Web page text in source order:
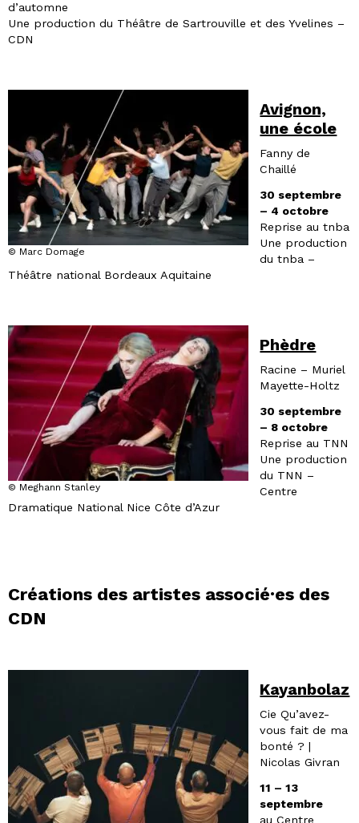
d’automne
Une production du Théâtre de Sartrouville et des Yvelines –
CDN
© Marc Domage
Avignon,
une école
Fanny de
Chaillé
30 septembre
– 4 octobre
Reprise au tnba
Une production
du tnba –
Théâtre national Bordeaux Aquitaine
© Meghann Stanley
Phèdre
Racine – Muriel
Mayette-Holtz
30 septembre
– 8 octobre
Reprise au TNN
Une production
du TNN –
Centre
Dramatique National Nice Côte d’Azur
Créations des artistes associé·es des
CDN
Kayanbolaz
Cie Qu’avez-
vous fait de ma
bonté ? |
Nicolas Givran
11 – 13
septembre